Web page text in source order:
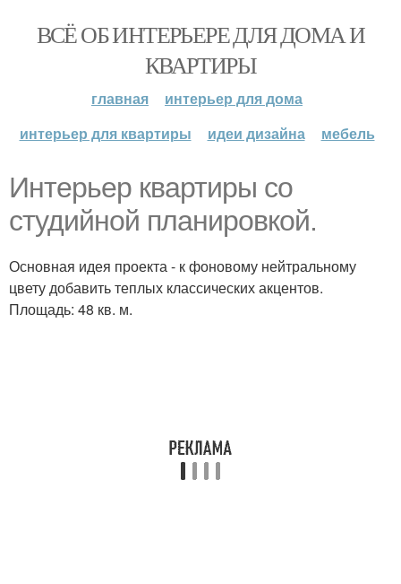
ВСЁ ОБ ИНТЕРЬЕРЕ ДЛЯ ДОМА И
КВАРТИРЫ
главная
интерьер для дома
интерьер для квартиры
идеи дизайна мебель
Интерьер квартиры со
студийной планировкой.
Основная идея проекта - к фоновому нейтральному
цвету добавить теплых классических акцентов.
Площадь: 48 кв. м.